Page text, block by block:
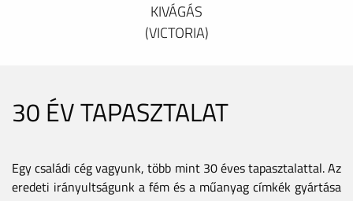
KIVÁGÁS
(VICTORIA)
30 ÉV TAPASZTALAT
Egy családi cég vagyunk, több mint 30 éves tapasztalattal. Az
eredeti irányultságunk a fém és a műanyag címkék gyártása